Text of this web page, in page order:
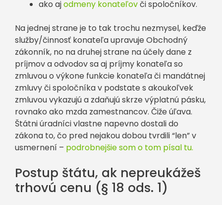
ako ajodmeny konateľovči spoločníkov.
Na jednej strane je to tak trochu nezmysel, keďže
služby/činnosť konateľa upravuje Obchodný
zákonník, no na druhej strane na účely dane z
príjmov a odvodov sa aj príjmy konateľa so
zmluvou o výkone funkcie konateľa či mandátnej
zmluvy či spoločníka v podstate s akoukoľvek
zmluvou vykazujú a zdaňujú skrze výplatnú pásku,
rovnako ako mzda zamestnancov. Čiže úľava.
Štátni úradníci vlastne napevno dostali do
zákona to, čo pred nejakou dobou tvrdili “len” v
usmernení – podrobnejšie som o tom písal tu.
Postup štátu, ak nepreukážeš
trhovú cenu (§ 18 ods. 1)